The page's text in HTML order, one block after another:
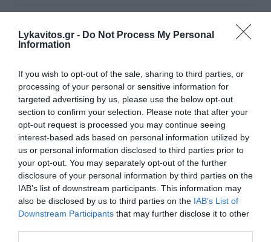
Lykavitos.gr - Do Not Process My Personal
Information
If you wish to opt-out of the sale, sharing to third parties, or
processing of your personal or sensitive information for
targeted advertising by us, please use the below opt-out
section to confirm your selection. Please note that after your
opt-out request is processed you may continue seeing
interest-based ads based on personal information utilized by
us or personal information disclosed to third parties prior to
your opt-out. You may separately opt-out of the further
disclosure of your personal information by third parties on the
IAB’s list of downstream participants. This information may
also be disclosed by us to third parties on the IAB’s List of
Downstream Participants that may further disclose it to other
πυροβολισμό
Bloomberg: Η Τουρκία περιορίζει τη διέλευση πλοίων
προς τη Μαύρη Θάλασσα
Σκέρτσος για ΠΑΣΟΚ: Κανένα ουσιαστικό επιχείρημα για
την έκθεση του ΟΟΣΑ
Φωτιά σε χαμηλή βλάστηση στην Ευκαρπία Κιλκίς
Τι αποκαλύπτει η «Daily Mail» για τη δολοφονία της
38χρονης Βρετανίδας στην Κυψέλη